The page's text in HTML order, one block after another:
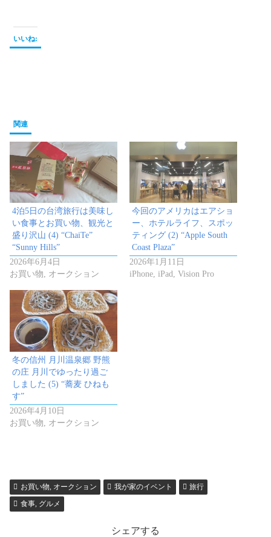
いいね:
関連
4泊5日の台湾旅行は美味し
い食事とお買い物、観光と
盛り沢山 (4) “ChaiTe”
“Sunny Hills”
2026年6月4日
お買い物, オークション
今回のアメリカはエアショ
ー、ホテルライフ、スポッ
ティング (2) “Apple South
Coast Plaza”
2026年1月11日
iPhone, iPad, Vision Pro
冬の信州 月川温泉郷 野熊
の庄 月川でゆったり過ご
しました (5) “蕎麦 ひねも
す”
2026年4月10日
お買い物, オークション
お買い物, オークション 我が家のイベント
旅行
食事, グルメ
シェアする